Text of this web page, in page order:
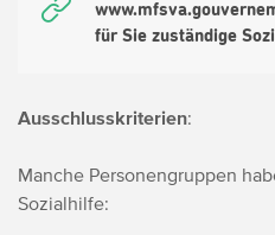
für Sie zuständige
Ausschlusskriterien:
Manche Personengruppen
Sozialhilfe: